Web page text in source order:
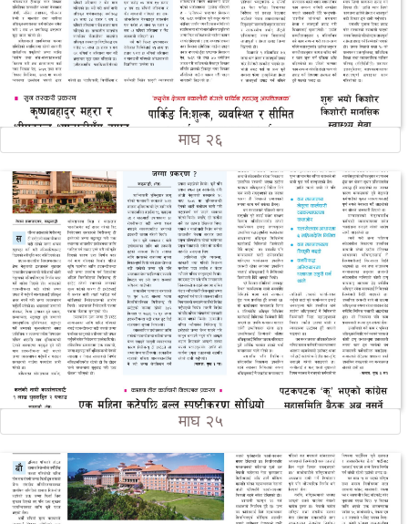
माघ २६
माघ २५